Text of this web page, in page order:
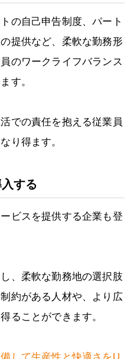
の自己申告制度、パート
提供など、柔軟な勤務形
のワークライフバランス
す。
での責任を抱える従業員
り得ます。
する
ビスを提供する企業も登
、柔軟な勤務地の選択肢
約がある人材や、より広
ることができます。